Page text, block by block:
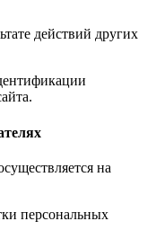
действий других
на
персональных